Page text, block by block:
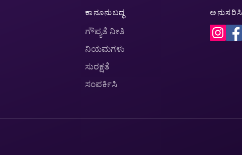
ಕಾನೂನುಬದ್ಧ
ಗೌಪ್ಯತೆ ನೀತಿ
ನಿಯಮಗಳು
ಸುರಕ್ಷತೆ
ಸಂಪರ್ಕಿಸಿ
ಅನುಸರಿಸಿ